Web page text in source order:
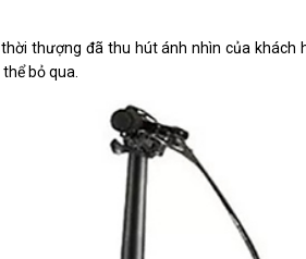
thượng đã thu hút ánh nhìn của khách
bỏ qua.